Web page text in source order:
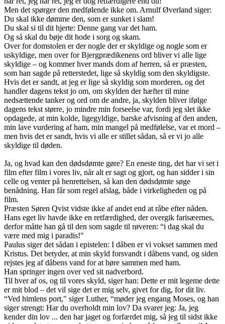
Men det spørger den medfølende ikke om. Arnulf Øverland siger:
Du skal ikke dømme den, som er sunket i slam!
Du skal si til dit hjerte: Denne gang var det ham.
Og så skal du bøje dit hode i sorg og skam.
Over for domstolen er der nogle der er skyldige og nogle som er
uskyldige, men over for Bjergprædikenens ord bliver vi alle lige
skyldige – og kommer hver mands dom af herren, så er præsten,
som han sagde på retterstedet, lige så skyldig som den skyldigste.
Hvis det er sandt, at jeg er lige så skyldig som morderen, og det
handler dagens tekst jo om, om skylden der hæfter til mine
nedsættende tanker og ord om de andre, ja, skylden bliver ifølge
dagens tekst større, jo mindre min forseelse var, fordi jeg slet ikke
opdagede, at min kolde, ligegyldige, barske afvisning af den anden,
min lave vurdering af ham, min mangel på medfølelse, var et mord –
men hvis det er sandt, hvis vi alle er stillet sådan, så er vi jo alle
skyldige til døden.
Ja, og hvad kan den dødsdømte gøre? En eneste ting, det har vi set i
film efter film i vores liv, når alt er sagt og gjort, og han sidder i sin
celle og venter på henrettelsen, så kan den dødsdømte søge
benådning. Han får som regel afslag, både i virkeligheden og på
film.
Præsten Søren Qvist vidste ikke af andet end at råbe efter nåden.
Hans eget liv havde ikke en retfærdighed, der overgik farisæernes,
derfor måtte han gå til den som sagde til røveren: “i dag skal du
være med mig i paradis!"
Paulus siger det sådan i epistelen: I dåben er vi vokset sammen med
Kristus. Det betyder, at min skyld forsvandt i dåbens vand, og siden
rejstes jeg af dåbens vand for at høre sammen med ham.
Han springer ingen over ved sit nadverbord.
Til hver af os, og til vores skyld, siger han: Dette er mit legeme dette
er mit blod – det vil sige det er mig selv, givet for dig, for dit liv.
“Ved himlens port," siger Luther, “møder jeg engang Moses, og han
siger strengt: Har du overholdt min lov? Da svarer jeg: Ja, jeg
kender din lov ... den har jaget og forfærdet mig, så jeg til sidst ikke